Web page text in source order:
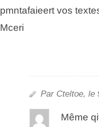
pmienafatret vos
Mecri
Par Cteotle, le
Même